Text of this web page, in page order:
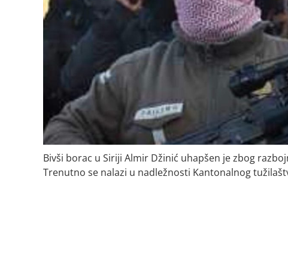
Bivši borac u Siriji Almir Džinić uhapšen je zbog
Trenutno se nalazi u nadležnosti Kantonalnog